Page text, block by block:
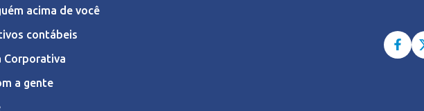
acima de você
contábeis
Corporativa
a gente